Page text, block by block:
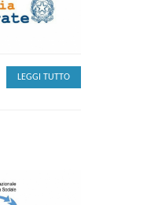
LEGGI TUTTO